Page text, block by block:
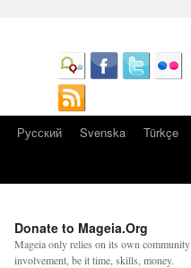
Русский Svenska
Türkçe
Donate to Mageia.Org
Mageia only relies on its own community
involvement, be it time, skills, money.